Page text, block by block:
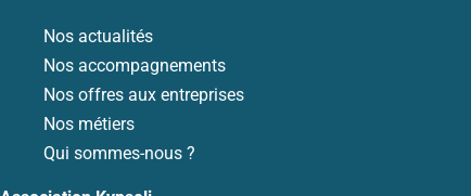
Nos actualités
Nos accompagnements
Nos offres aux entreprises
Nos métiers
Qui sommes-nous ?